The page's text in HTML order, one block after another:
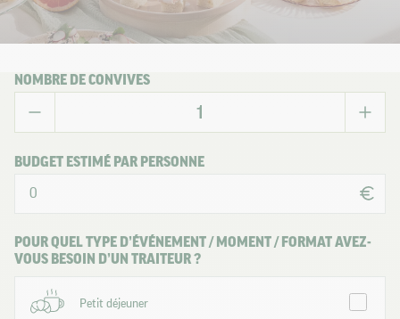
NOMBRE DE CONVIVES
BUDGET ESTIMÉ PAR PERSONNE
POUR QUEL TYPE D’ÉVÉNEMENT / MOMENT / FORMAT AVEZ-
VOUS BESOIN D’UN TRAITEUR ?
Petit déjeuner